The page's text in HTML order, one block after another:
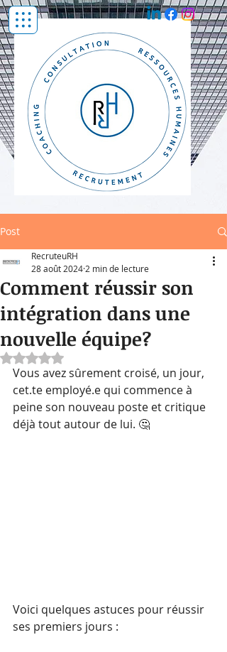
Post
Comment réussir son
intégration dans une
nouvelle équipe?
RecruteuRH
28 août 2024 2 min de lecture
Noté NaN étoiles sur 5.
Vous avez sûrement croisé, un jour,
cet.te employé.e qui commence à
peine son nouveau poste et critique
déjà tout autour de lui. 🤔
Voici quelques astuces pour réussir
ses premiers jours :